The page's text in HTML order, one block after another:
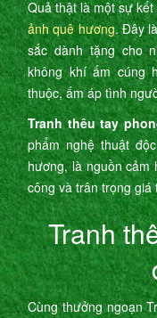
Quả thật là một sự
ảnh quê hương. Đây
sắc dành tặng cho
không khí ấm cúng
thuộc, ấm áp tình
Tranh thêu tay
phẩm nghệ thuật
hương, là nguồn cảm
công và trân trọng
Tranh
Cùng thưởng ngoạn